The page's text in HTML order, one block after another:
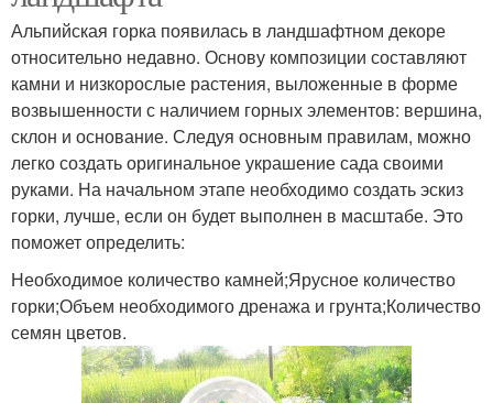
Альпийская горка появилась в ландшафтном декоре
относительно недавно. Основу композиции составляют
камни и низкорослые растения, выложенные в форме
возвышенности с наличием горных элементов: вершина,
склон и основание. Следуя основным правилам, можно
легко создать оригинальное украшение сада своими
руками. На начальном этапе необходимо создать эскиз
горки, лучше, если он будет выполнен в масштабе. Это
поможет определить:
Необходимое количество камней;Ярусное количество
горки;Объем необходимого дренажа и грунта;Количество
семян цветов.